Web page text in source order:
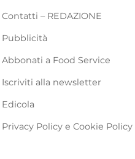
Contatti – REDAZIONE
Pubblicità
Abbonati a Food Service
Iscriviti alla newsletter
Edicola
Privacy Policy e Cookie Policy